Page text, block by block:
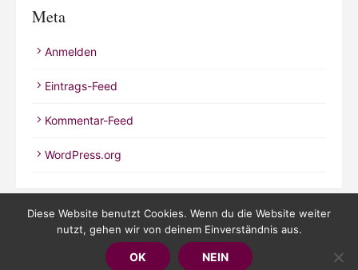
Meta
Anmelden
Eintrags-Feed
Kommentar-Feed
WordPress.org
© 2026 Kathrineverdeen
Diese Website benutzt Cookies. Wenn du die Website weiter
nutzt, gehen wir von deinem Einverständnis aus.
OK NEIN